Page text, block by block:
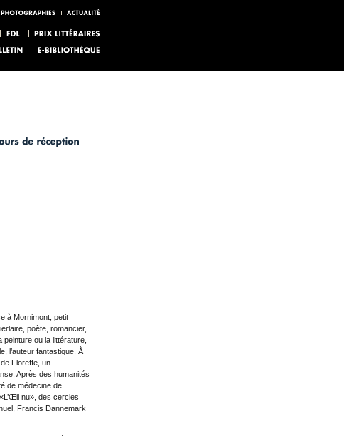
à Mornimont, petit
poète, romancier,
ou la littérature,
l’auteur fantastique. À
de Floreffe, un
Après des humanités
de médecine de
nu», des cercles
Francis Dannemark